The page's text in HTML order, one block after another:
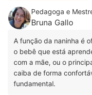
Pedagoga e
Bruna Gallo
A função da naninha é
o bebê que está
com a mãe, ou o
caiba de forma
fundamental.